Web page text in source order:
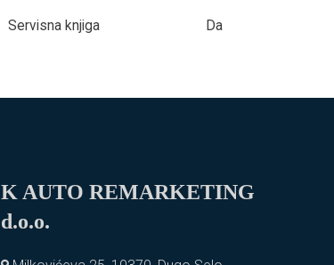
Servisna knjiga Da
K AUTO REMARKETING
d.o.o.